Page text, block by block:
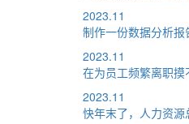
2023.11
制作一份数据分析报
2023.11
在为员工频繁离职摸
2023.11
快年末了，人力资源